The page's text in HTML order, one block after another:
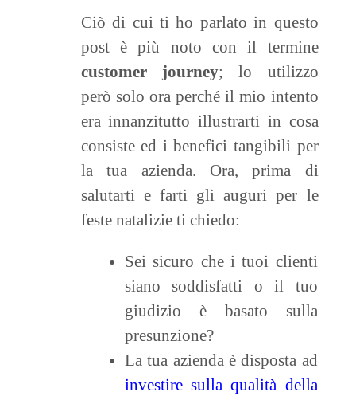
Ciò di cui ti ho parlato in questo
post è più noto con il termine
customer journey; lo utilizzo
però solo ora perché il mio intento
era innanzitutto illustrarti in cosa
consiste ed i benefici tangibili per
la tua azienda. Ora, prima di
salutarti e farti gli auguri per le
feste natalizie ti chiedo:
Sei sicuro che i tuoi clienti
siano soddisfatti o il tuo
giudizio è basato sulla
presunzione?
La tua azienda è disposta ad
investire sulla qualità della